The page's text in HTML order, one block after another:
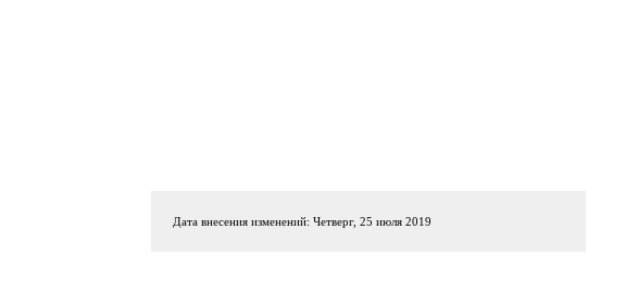
Дата внесения изменений: Четверг, 25 июля 2019